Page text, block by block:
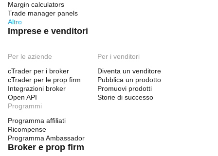
Margin calculators
Trade manager panels
Altro
Imprese e venditori
Per le aziende
cTrader per i broker
cTrader per le prop firm
Integrazioni broker
Open API
Per i venditori
Diventa un venditore
Pubblica un prodotto
Promuovi prodotti
Storie di successo
Programmi
Programma affiliati
Ricompense
Programma Ambassador
Broker e prop firm